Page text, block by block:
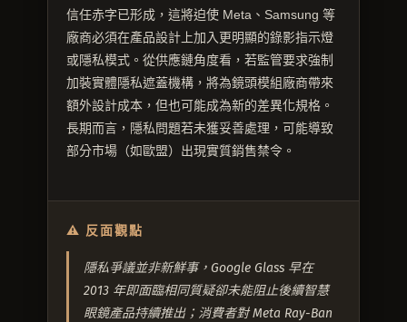
信任赤字已形成，這將迫使 Meta、Samsung 等
廠商必須在產品設計上加入更明顯的錄影指示燈
或隱私模式。從供應鏈角度看，若監管要求強制
加裝實體隱私遮蓋機構，將為鏡頭模組廠商帶來
額外設計成本，但也可能成為新的差異化規格。
長期而言，隱私問題若未獲妥善處理，可能導致
部分市場（如歐盟）出現實質銷售禁令。
⚠ 反面觀點
隱私爭議並非新鮮事，Google Glass 早在
2013 年即面臨相同質疑卻未能阻止後續智慧
眼鏡產品持續推出；消費者對 Meta Ray-Ban